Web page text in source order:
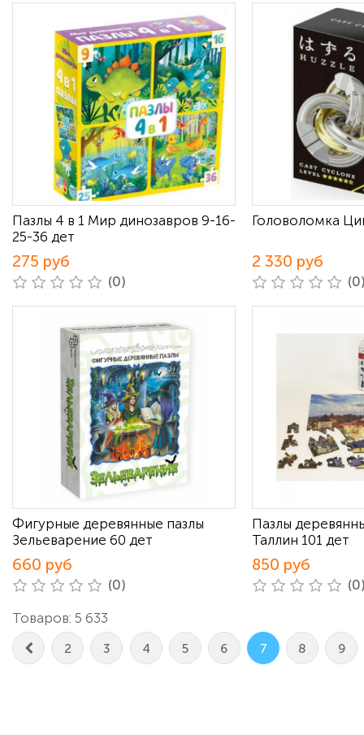
Пазлы 4 в 1 Мир динозавров 9-16-
25-36 дет
275 руб
(0)
Головоломка
2 330 руб
Фигурные деревянные пазлы
Зельеварение 60 дет
660 руб
(0)
Пазлы
Таллин 101 дет
850 руб
Товаров: 5 633
2 3 4 5 6 7 8 9